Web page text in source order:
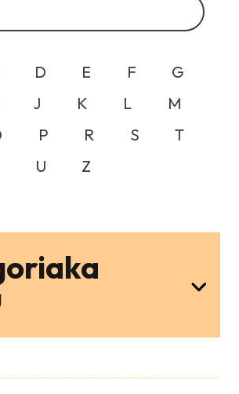
D E F
G
J K L
M
P R S
T
U
Z